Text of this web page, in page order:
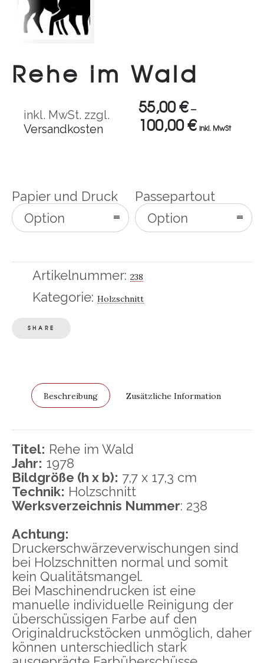
Rehe im Wald
inkl. MwSt. zzgl.
Versandkosten
55,00€–
100,00€ inkl. MwSt
Papier und Druck
Option
Passepartout
Option
Artikelnummer: 238
Kategorie: Holzschnitt
SHARE
Beschreibung Zusätzliche Information
Titel: Rehe im Wald
Jahr: 1978
Bildgröße (h x b): 7,7 x 17,3 cm
Technik: Holzschnitt
Werksverzeichnis Nummer: 238
Achtung:
Druckerschwärzeverwischungen sind
bei Holzschnitten normal und somit
kein Qualitätsmangel.
Bei Maschinendrucken ist eine
manuelle individuelle Reinigung der
überschüssigen Farbe auf den
Originaldruckstöcken unmöglich, daher
können unterschiedlich stark